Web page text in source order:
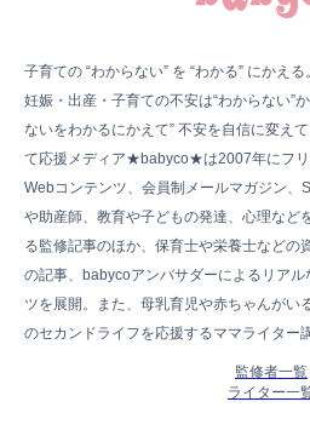
子育ての “わからない” を “わかる” にかえる。
妊娠・出産・子育ての不安は“わからない”
ないをわかるにかえて” 不安を自信に変え
て応援メディア★babyco★は2007年にフリ
Webコンテンツ、会員制メールマガジン、
や助産師、教育や子どもの発達、心理など
る監修記事のほか、保育士や栄養士などの
の記事、babycoアンバサダーによるリア
ツを展開。また、母乳育児や赤ちゃんがい
のセカンドライフを応援するママライター
監修者一覧
ライター一